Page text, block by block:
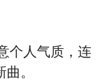
个人气质，连
。